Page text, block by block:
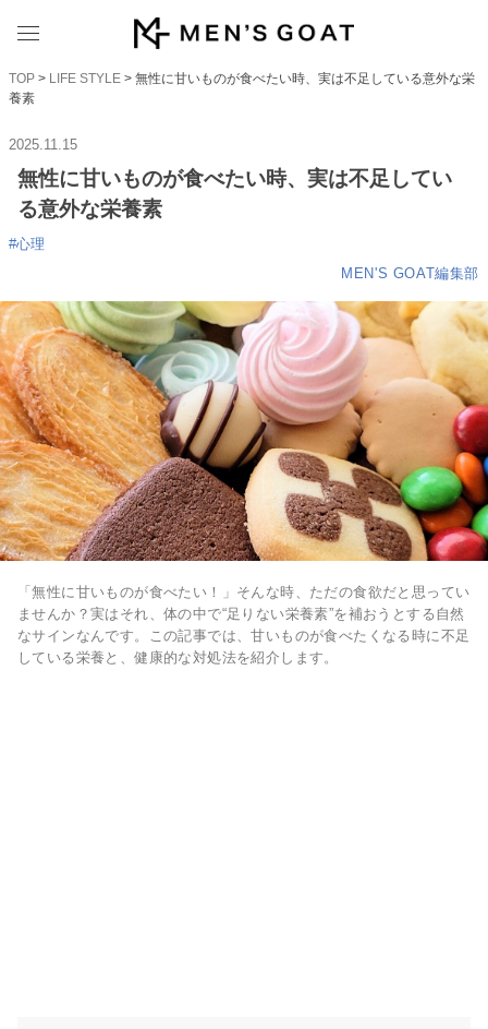
TOP > LIFE STYLE > 無性に甘いものが食べたい時、実は不足している意外な栄
養素
2025.11.15
無性に甘いものが食べたい時、実は不足してい
る意外な栄養素
#心理
MEN'S GOAT編集部
「無性に甘いものが食べたい！」そんな時、ただの食欲だと思ってい
ませんか？実はそれ、体の中で“足りない栄養素”を補おうとする自然
なサインなんです。この記事では、甘いものが食べたくなる時に不足
している栄養と、健康的な対処法を紹介します。